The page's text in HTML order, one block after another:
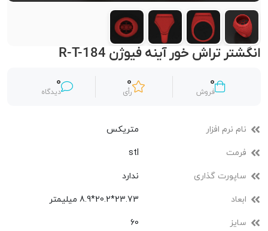
انگشتر تراش خور آینه فیوژن R-T-184
0
فروش
0
رأی
0
دیدگاه
نام نرم افزار متریکس
فرمت stl
ساپورت گذاری ندارد
ابعاد 23.73*20.2*8.9 میلیمتر
سایز 60